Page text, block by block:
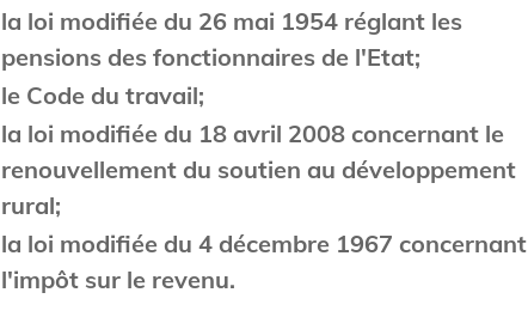
la loi modifiée du 26 mai 1954 réglant les
pensions des fonctionnaires de l'Etat;
le Code du travail;
la loi modifiée du 18 avril 2008 concernant le
renouvellement du soutien au développement
rural;
la loi modifiée du 4 décembre 1967 concernant
l'impôt sur le revenu.